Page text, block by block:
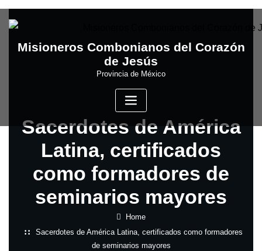
to
Misioneros Combonianos del Corazón
de Jesús
Provincia de México
Sacerdotes de América
Latina, certificados
como formadores de
seminarios mayores
Home
Sacerdotes de América Latina, certificados como formadores
de seminarios mayores